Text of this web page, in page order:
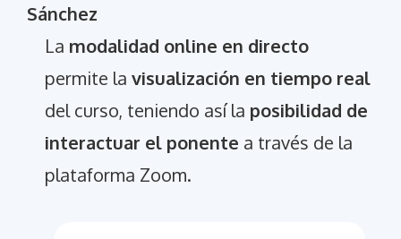
Sánchez
La modalidad online en directo
permite la visualización en tiempo real
del curso, teniendo así la posibilidad de
interactuar el ponente a través de la
plataforma Zoom.